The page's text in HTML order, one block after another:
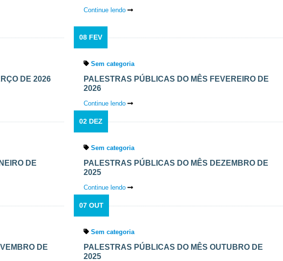
Continue lendo
DE 2026
08 FEV
Sem categoria
PALESTRAS PÚBLICAS DO MÊS FEVEREIRO DE
2026
Continue lendo
DE
02 DEZ
Sem categoria
PALESTRAS PÚBLICAS DO MÊS DEZEMBRO DE
2025
Continue lendo
DE
07 OUT
Sem categoria
PALESTRAS PÚBLICAS DO MÊS OUTUBRO DE
2025